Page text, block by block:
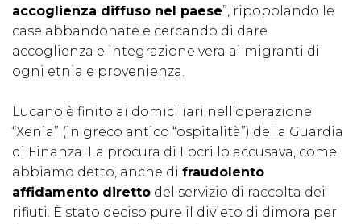
accoglienza diffuso nel paese”, ripopolando le
case abbandonate e cercando di dare
accoglienza e integrazione vera ai migranti di
ogni etnia e provenienza.
Lucano è finito ai domiciliari nell’operazione
“Xenia” (in greco antico “ospitalità”) della Guardia
di Finanza. La procura di Locri lo accusava, come
abbiamo detto, anche di fraudolento
affidamento diretto del servizio di raccolta dei
rifiuti. È stato deciso pure il divieto di dimora per